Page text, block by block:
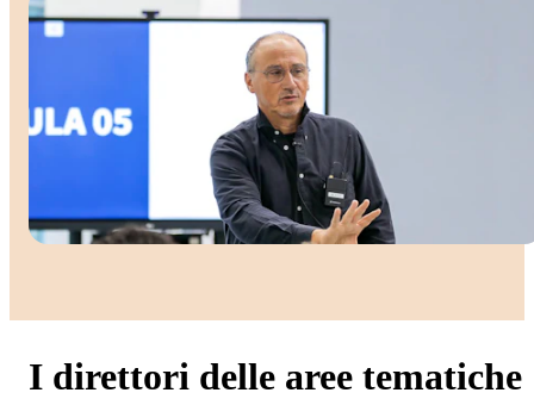
I direttori delle aree tematiche